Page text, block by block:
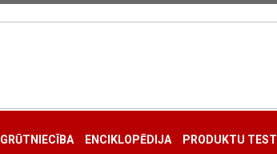
GRŪTNIECĪBA ENCIKLOPĒDIJA PRODUKTU TESTI